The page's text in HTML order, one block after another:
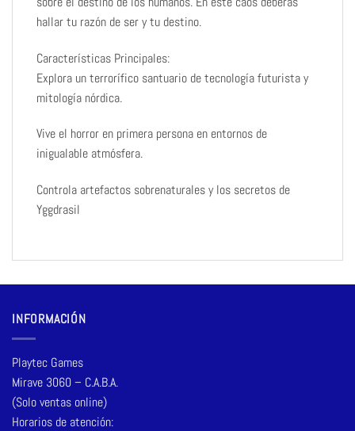
hallar tu razón de ser y tu destino.
Características Principales:
Explora un terrorífico santuario de tecnología futurista y
mitología nórdica.
Vive el horror en primera persona en entornos de
inigualable atmósfera.
Controla artefactos sobrenaturales y los secretos de
Yggdrasil
INFORMACIÓN
Playtec Games
Mirave 3060 – C.A.B.A.
(Solo ventas online)
Horarios de atención: